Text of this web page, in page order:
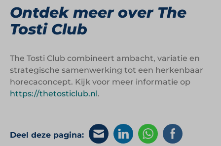
Ontdek meer over The
Tosti Club
The Tosti Club combineert ambacht, variatie en
strategische samenwerking tot een herkenbaar
horecaconcept. Kijk voor meer informatie op
https://thetosticlub.nl.
Deel deze pagina: